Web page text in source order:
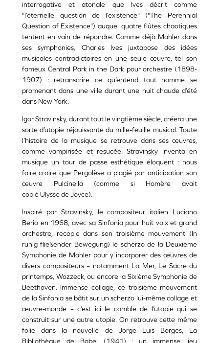
interrogative et atonale que Ives décrit comme
"l’éternelle question de l’existence" ("The Perennial
Question of Existence") auquel quatre flûtes chaotiques
tentent en vain de répondre. Comme déjà Mahler dans
ses symphonies, Charles Ives juxtapose des idées
musicales contradictoires en une seule œuvre, tel son
fameux Central Park in the Dark pour orchestre (1898-
1907) : retranscrire ce qu’entend tout homme se
promenant dans une ville durant une nuit chaude d’été
dans New York.
Igor Stravinsky, durant tout le vingtième siècle, créera une
sorte d’utopie réjouissante du mille-feuille musical. Toute
l’histoire de la musique se retrouve dans ses œuvres,
comme vampirisée et resucée. Stravinsky inventa en
musique un tour de passe esthétique éloquent : nous
faire croire que Pergolèse a plagié par anticipation son
œuvre Pulcinella (comme si Homère avait
copié Ulysse de Joyce).
Inspiré par Stravinsky, le compositeur italien Luciano
Berio en 1968, avec sa Sinfonia pour huit voix et grand
orchestre, recopie dans son troisième mouvement (In
ruhig fließender Bewegung) le scherzo de la Deuxième
Symphonie de Mahler pour y incorporer des œuvres de
divers compositeurs – notamment La Mer, Le Sacre du
printemps, Wozzeck, ou encore la Sixième Symphonie de
Beethoven. Immense collage, ce troisième mouvement
de la Sinfonia se bâtit sur un scherzo lui-même collage et
œuvre-monde – c’est ici le comble de l’utopie qui se
construit sur une autre utopie. On retrouve cette même
folie dans la nouvelle de Jorge Luis Borges, La
Bibliothèque de Babel (1941) : un immense lieu